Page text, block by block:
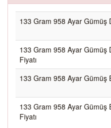
133 Gram 958 Ayar Gümüş
133 Gram 958 Ayar Gümüş
Fiyatı
133 Gram 958 Ayar Gümüş
133 Gram 958 Ayar Gümüş
Fiyatı